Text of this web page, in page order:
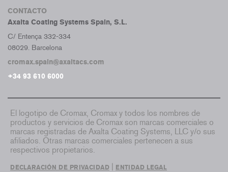
CONTACTO
Axalta Coating Systems Spain, S.L.
C/ Entença 332-334
08029. Barcelona
cromax.spain@axaltacs.com
+34 93 610 6000
El logotipo de Cromax, Cromax y todos los nombres de
productos y servicios de Cromax son marcas comerciales o
marcas registradas de Axalta Coating Systems, LLC y/o sus
afiliados. Otras marcas comerciales pertenecen a sus
respectivos propietarios.
DECLARACIÓN DE PRIVACIDAD ENTIDAD LEGAL